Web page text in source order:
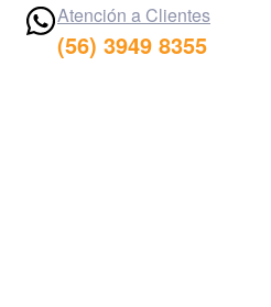
Atención a Clientes
(56) 3949 8355